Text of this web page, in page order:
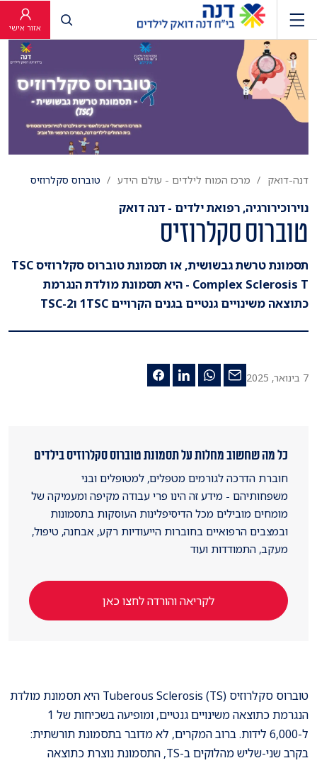
פתח חיפוש
אזור אישי
דנה-דואק מרכז המוח לילדים - עולם הידע טוברוס סקלרוזיס
נוירוכירורגיה, רפואת ילדים - דנה דואק
טוברוס סקלרוזיס
תסמונת טרשת גבשושית, או תסמונת טוברוס סקלרוזיס TSC
- Complex Sclerosis T היא תסמונת מולדת הנגרמת
כתוצאה משינויים גנטיים בגנים הקרויים 1TSC ו2-TSC
7 בינואר, 2025
כל מה שחשוב מחלות על תסמונת טוברוס סקלרוזיס בילדים
חוברת הדרכה לגורמים מטפלים, למטופלים ובני
משפחותיהם - מידע זה הינו פרי עבודה מקיפה ומעמיקה של
מומחים מובילים מכל הדיסיפלינות העוסקות בתסמונות
ובמצבים הרפואיים בחוברות הייעודיות רקע, אבחנה, טיפול,
מעקב, התמודדות ועוד
לקריאה והורדה לחצו כאן
טוברוס סקלרוזיס (Tuberous Sclerosis (TS היא תסמונת מולדת
הנגרמת כתוצאה משינויים גנטיים, ומופיעה בשכיחות של 1
ל-6,000 לידות. ברוב המקרים, לא מדובר בתסמונת תורשתית:
בקרב שני-שליש מהלוקים ב-TS, התסמונת נוצרת כתוצאה